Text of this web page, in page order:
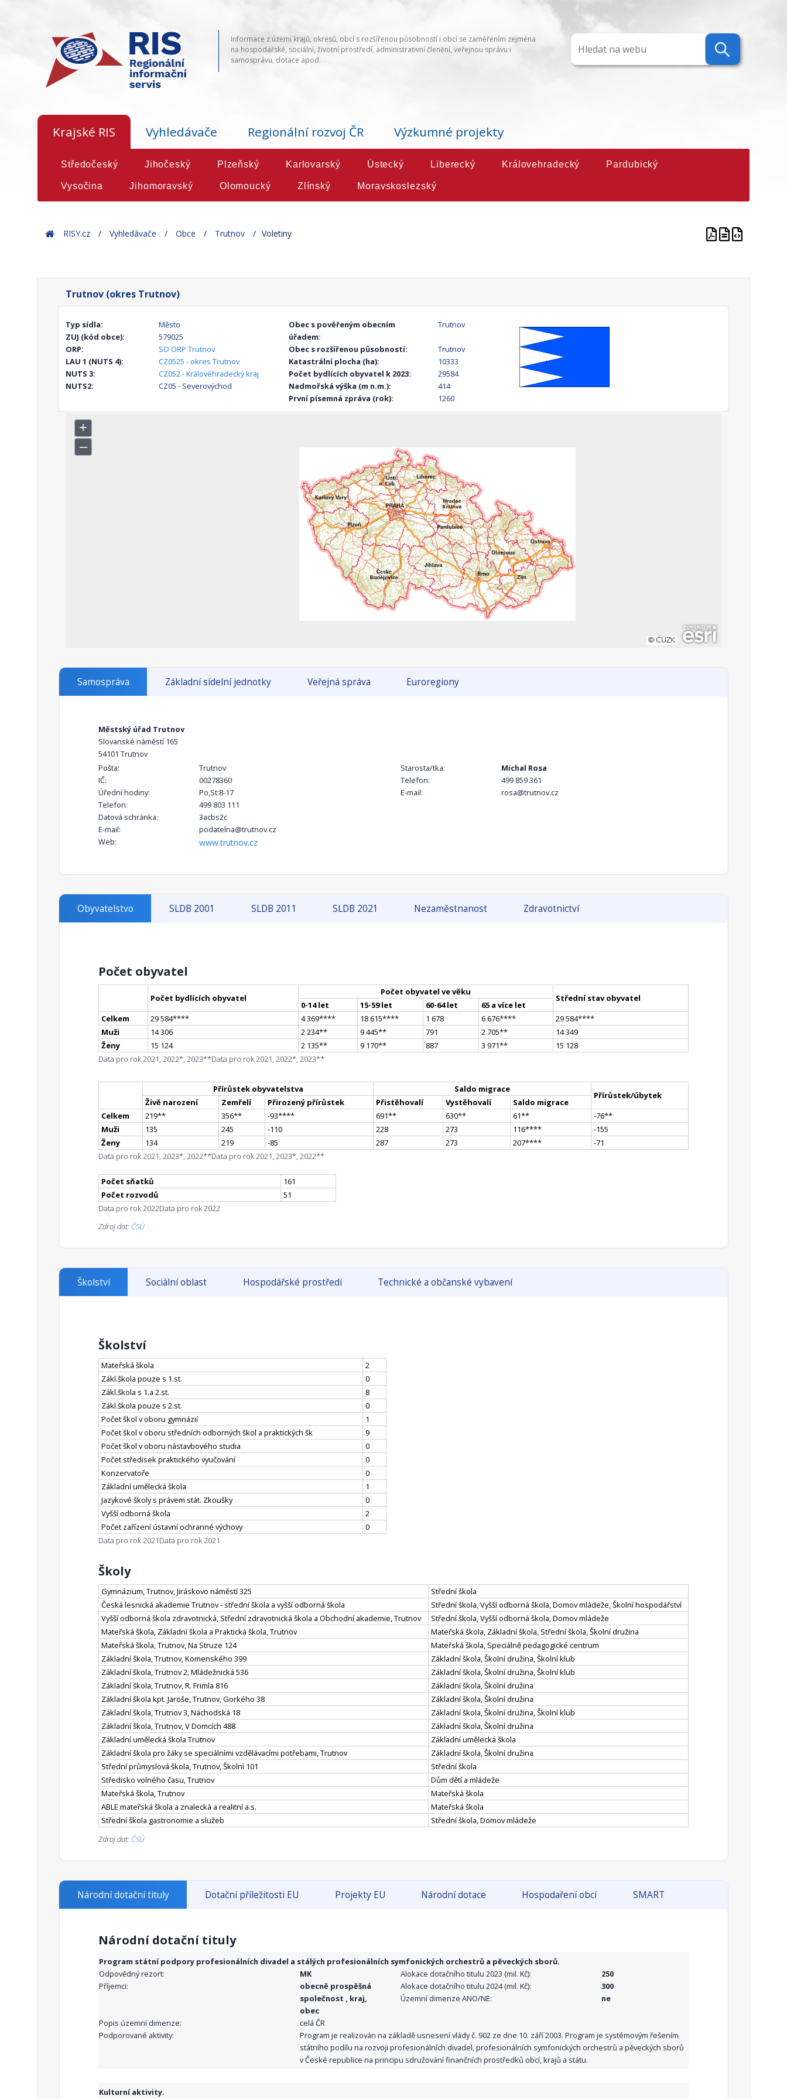
Informace z území krajů, okresů, obcí s rozšířenou působností i obcí se zaměřením zejména
na hospodářské, sociální, životní prostředí, administrativní členění, veřejnou správu i
samosprávu, dotace apod.
Krajské RIS Vyhledávače Regionální rozvoj ČR Výzkumné projekty
Středočeský Jihočeský Plzeňský Karlovarský Ústecký Liberecký Královehradecký Pardubický
Vysočina Jihomoravský Olomoucký Zlínský Moravskoslezský
HomeRISY.cz Vyhledávače Obce Trutnov Voletiny
Trutnov (okres Trutnov)
Typ sídla:
Město
ZUJ (kód obce):
579025
ORP:
SO ORP Trutnov
LAU 1 (NUTS 4):
CZ0525 - okres Trutnov
NUTS 3:
CZ052 - Královéhradecký kraj
NUTS2:
CZ05 - Severovýchod
Obec s pověřeným obecním
úřadem:
Trutnov
Obec s rozšířenou působností:
Trutnov
Katastrální plocha (ha):
10333
Počet bydlících obyvatel k 2023:
29584
Nadmořská výška (m n.m.):
414
První písemná zpráva (rok):
1260
Samospráva Základní sídelní jednotky Veřejná správa Euroregiony
Městský úřad Trutnov
Slovanské náměstí 165
54101 Trutnov
Pošta:
Trutnov
IČ:
00278360
Úřední hodiny:
Po,St:8-17
Telefon:
499 803 111
Datová schránka:
3acbs2c
E-mail:
podatelna@trutnov.cz
Web:
www.trutnov.cz
Starosta/tka:
Michal Rosa
Telefon:
499 859 361
E-mail:
rosa@trutnov.cz
Obyvatelstvo SLDB 2001 SLDB 2011 SLDB 2021 Nezaměstnanost Zdravotnictví
Počet obyvatel
Počet bydlících obyvatel
Počet obyvatel ve věku
Střední stav obyvatel
0-14 let 15-59 let 60-64 let
65 a více let
Celkem
29 584**** 4 369**** 18 615**** 1 678 6 676**** 29 584****
Muži
14 306 2 234** 9 445** 791 2 705**
14 349
Ženy
15 124 2 135** 9 170** 887 3 971**
15 128
Data pro rok 2021, 2022*, 2023**Data pro rok 2021, 2022*, 2023**
Přírůstek obyvatelstva Saldo migrace
Přírůstek/úbytek
Živě narození Zemřelí Přirozený přírůstek Přistěhovalí Vystěhovalí
Saldo migrace
Celkem
219** 356** -93**** 691** 630** 61** -76**
Muži
135 245 -110 228 273 116****
-155
Ženy
134 219 -85 287 273 207****
-71
Data pro rok 2021, 2023*, 2022**Data pro rok 2021, 2023*, 2022**
Počet sňatků
161
Počet rozvodů
51
Data pro rok 2022Data pro rok 2022
Zdroj dat: ČSÚ
Školství Sociální oblast Hospodářské prostředí Technické a občanské vybavení
Školství
Mateřská škola
2
Zákl.škola pouze s 1.st.
0
Zákl.škola s 1.a 2.st.
8
Zákl.škola pouze s 2.st.
0
Počet škol v oboru gymnázií
1
Počet škol v oboru středních odborných škol a praktických šk
9
Počet škol v oboru nástavbového studia
0
Počet středisek praktického vyučování
0
Konzervatoře
0
Základní umělecká škola
1
Jazykové školy s právem stát. Zkoušky
0
Vyšší odborná škola
2
Počet zařízení ústavní ochranné výchovy
0
Data pro rok 2021Data pro rok 2021
Školy
Gymnázium, Trutnov, Jiráskovo náměstí 325
Střední škola
Česká lesnická akademie Trutnov - střední škola a vyšší odborná škola
Střední škola, Vyšší odborná škola, Domov mládeže, Školní hospodářství
Vyšší odborná škola zdravotnická, Střední zdravotnická škola a Obchodní akademie, Trutnov
Střední škola, Vyšší odborná škola, Domov mládeže
Mateřská škola, Základní škola a Praktická škola, Trutnov
Mateřská škola, Základní škola, Střední škola, Školní družina
Mateřská škola, Trutnov, Na Struze 124
Mateřská škola, Speciálně pedagogické centrum
Základní škola, Trutnov, Komenského 399
Základní škola, Školní družina, Školní klub
Základní škola, Trutnov 2, Mládežnická 536
Základní škola, Školní družina, Školní klub
Základní škola, Trutnov, R. Frimla 816
Základní škola, Školní družina
Základní škola kpt. Jaroše, Trutnov, Gorkého 38
Základní škola, Školní družina
Základní škola, Trutnov 3, Náchodská 18
Základní škola, Školní družina, Školní klub
Základní škola, Trutnov, V Domcích 488
Základní škola, Školní družina
Základní umělecká škola Trutnov
Základní umělecká škola
Základní škola pro žáky se speciálními vzdělávacími potřebami, Trutnov
Základní škola, Školní družina
Střední průmyslová škola, Trutnov, Školní 101
Střední škola
Středisko volného času, Trutnov
Dům dětí a mládeže
Mateřská škola, Trutnov
Mateřská škola
ABLE mateřská škola a znalecká a realitní a.s.
Mateřská škola
Střední škola gastronomie a služeb
Střední škola, Domov mládeže
Zdroj dat: ČSÚ
Národní dotační tituly Dotační příležitosti EU Projekty EU Národní dotace Hospodaření obcí SMART
Národní dotační tituly
Program státní podpory profesionálních divadel a stálých profesionálních symfonických orchestrů a pěveckých sborů.
Odpovědný rezort:
MK
Příjemci:
obecně prospěšná
společnost , kraj,
obec
Alokace dotačního titulu 2023 (mil. Kč):
250
Alokace dotačního titulu 2024 (mil. Kč):
300
Územní dimenze ANO/NE:
ne
Popis územní dimenze:
celá ČR
Podporované aktivity:
Program je realizován na základě usnesení vlády č. 902 ze dne 10. září 2003. Program je systémovým řešením
státního podílu na rozvoji profesionálních divadel, profesionálních symfonických orchestrů a pěveckých sborů
v České republice na principu sdružování finančních prostředků obcí, krajů a státu.
Kulturní aktivity.